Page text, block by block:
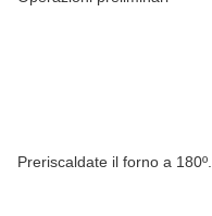
Preriscaldate il forno a 180º.